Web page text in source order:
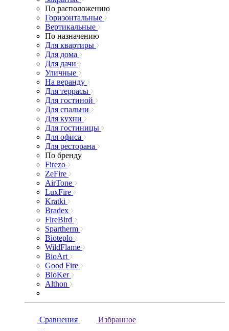
По расположению
Горизонтальные
Вертикальные
По назначению
Для квартиры
Для дома
Для дачи
Уличные
На веранду
Для террасы
Для гостиной
Для спальни
Для кухни
Для гостиницы
Для офиса
Для ресторана
По бренду
Firezo
ZeFire
AirTone
LuxFire
Kratki
Bradex
FireBird
Spartherm
Bioteplo
WildFlame
BioArt
Good Fire
BioKer
Althon
Сравнения
Избранное